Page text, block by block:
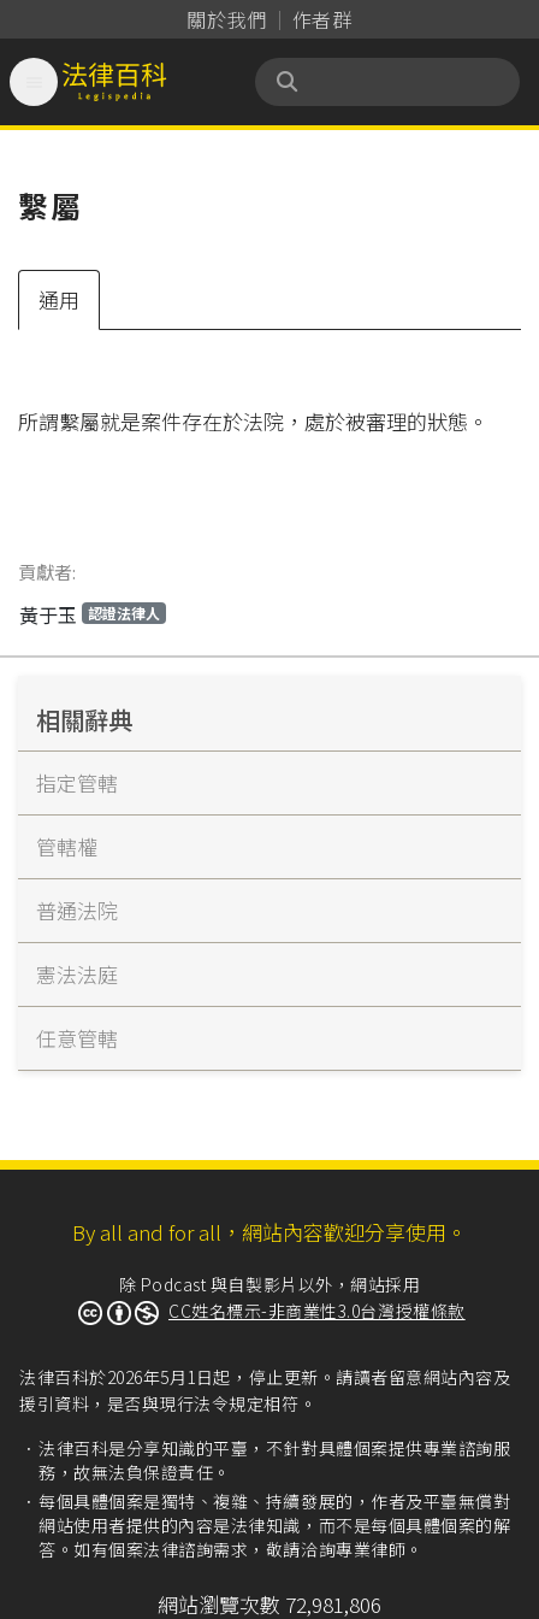
關於我們 作者群
法律百科 Legispedia
繫屬
通用
所謂繫屬就是案件存在於法院，處於被審理的狀態。
貢獻者:
黃于玉 認證法律人
相關辭典
指定管轄
管轄權
普通法院
憲法法庭
任意管轄
By all and for all，網站內容歡迎分享使用。
除 Podcast 與自製影片以外，網站採用
CC姓名標示-非商業性3.0台灣授權條款
法律百科於2026年5月1日起，停止更新。請讀者留意網站內容及
援引資料，是否與現行法令規定相符。
法律百科是分享知識的平臺，不針對具體個案提供專業諮詢服
務，故無法負保證責任。
每個具體個案是獨特、複雜、持續發展的，作者及平臺無償對
網站使用者提供的內容是法律知識，而不是每個具體個案的解
答。如有個案法律諮詢需求，敬請洽詢專業律師。
網站瀏覽次數 72,981,806